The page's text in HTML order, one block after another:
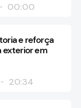
00:00
e reforça
exterior em
20:34